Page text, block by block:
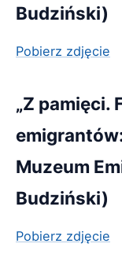
Budziński)
Pobierz zdjęcie
„Z pamięci.
Muzeum
Budziński)
Pobierz zdjęcie